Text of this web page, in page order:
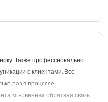
Также профессионально
с клиентами. Все
раз в процессе
мгновенная обратная связь.